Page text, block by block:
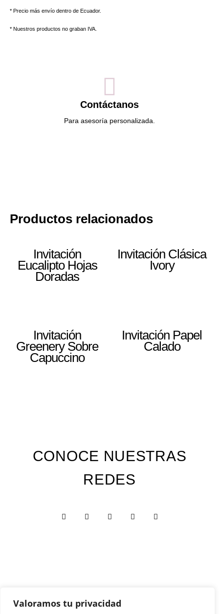
Valoramos tu privacidad
* Precio más envío dentro de Ecuador.
* Nuestros productos no graban IVA.
Contáctanos
Para asesoría personalizada.
Productos relacionados
Invitación
Eucalipto Hojas
Doradas
Invitación Clásica
Ivory
Invitación
Greenery Sobre
Capuccino
Invitación Papel
Calado
CONOCE NUESTRAS
REDES
Custom Edition